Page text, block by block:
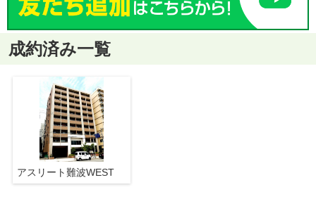
成約済み一覧
アスリート難波WEST